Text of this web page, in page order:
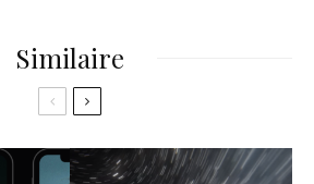
Similaire